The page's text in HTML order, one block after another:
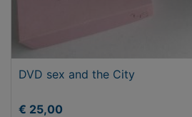
DVD sex and the City
€ 25,00